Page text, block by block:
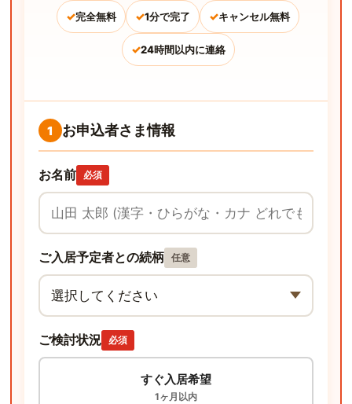
✓完全無料 ✓1分で完了 ✓キャンセル無料
✓24時間以内に連絡
1 お申込者さま情報
お名前 必須
ご入居予定者との続柄 任意
ご検討状況 必須
すぐ入居希望
1ヶ月以内